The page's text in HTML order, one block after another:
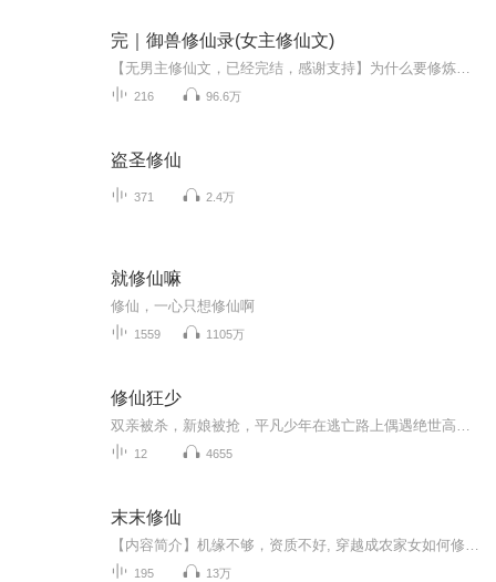
完｜御兽修仙录(女主修仙文)
216 96.6万
盗圣修仙
371 2.4万
就修仙嘛
修仙，一心只想修仙啊
1559 1105万
修仙狂少
12 4655
末末修仙
195 13万